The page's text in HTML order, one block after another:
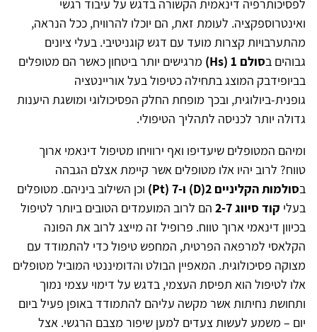
לפסיכותרפיה דינאמית הקשורה בדגש על עיבוד רגשי
ואינטרוספקציה. לעומת זאת, הם יוכלו להרוויח, ככל הנראה,
מהתערבויות קצרות מועד עם דגש קוגניטיבי. בעלי ציונים
גבוהים בסולם 1 (Hs)
מרגישים יותר ביטחון כאשר הם מטופלים
בביופידבק המוצג בתחילה כטיפול בעל אוריינטציה
גופנית-ביולוגית, ובכך מופחת החלק הפסיכולוגי ומושגת היענות
גדולה יותר לכניסה לתהליך הטיפולי.
ומיהם המטופלים שיעדיפו ואף ירוויחו מטיפול דינאמי ארוך
טווח? לרוב יהיו אלו מטופלים אשר קיימת אצלם הגבהה
בסולמות הקליניים 2(D) ו-7 (Pt)
וכן השילוב ביניהם. מטופלים
בעלי קוד סיווג 2-7
הם לרוב המועמדים הטובים ביותר לטיפול
בכיוון דינאמי ארוך טווח. פרופיל זה מייצג לרוב את הפונה
הקלאסי למרפאה הפרטית, המחפש טיפול כדי להתמודד עם
מצוקה פסיכולוגית. המאפיין הבולט והדומיננטי המוביל מטופלים
אלו לטיפול הוא תפיסת העצמי, בדגש על דימוי עצמי נמוך
ותחושת נחיתות אשר מקשה עליהם להתמודד באופן פעיל ביום
יום – משמע לעשות צעדים למען שיפור מצבם הרגשי. אצל